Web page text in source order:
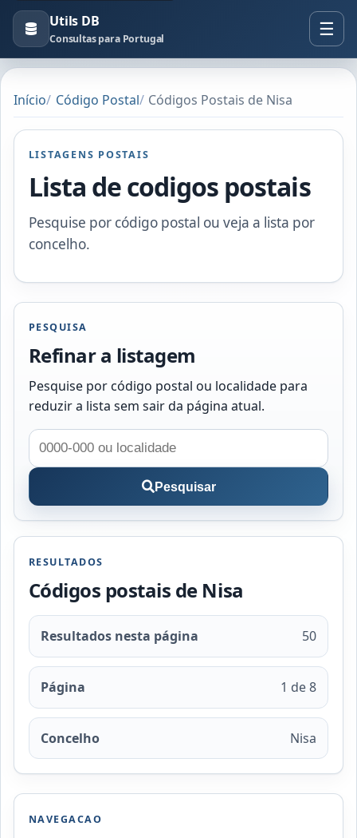
Utils DB
Consultas para Portugal
Início Código Postal Códigos Postais de Nisa
LISTAGENS POSTAIS
Lista de codigos postais
Pesquise por código postal ou veja a lista por
concelho.
PESQUISA
Refinar a listagem
Pesquise por código postal ou localidade para
reduzir a lista sem sair da página atual.
Pesquisar
RESULTADOS
Códigos postais de Nisa
Resultados nesta página 50
Página 1 de 8
Concelho Nisa
NAVEGACAO